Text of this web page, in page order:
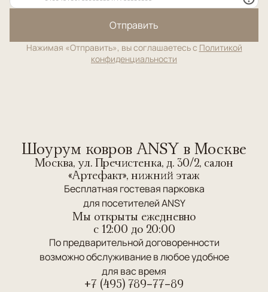
Отправить
Нажимая «Отправить», вы соглашаетесь с Политикой
конфиденциальности
Шоурум ковров ANSY в Москве
Москва, ул. Пречистенка, д. 30/2, салон
«Артефакт», нижний этаж
Бесплатная гостевая парковка
для посетителей ANSY
Мы открыты ежедневно
c 12:00 до 20:00
По предварительной договоренности
возможно обслуживание в любое удобное
для вас время
+7 (495) 789-77-89